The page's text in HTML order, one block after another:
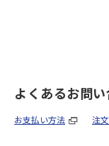
よくあるお問
お支払い方法 注